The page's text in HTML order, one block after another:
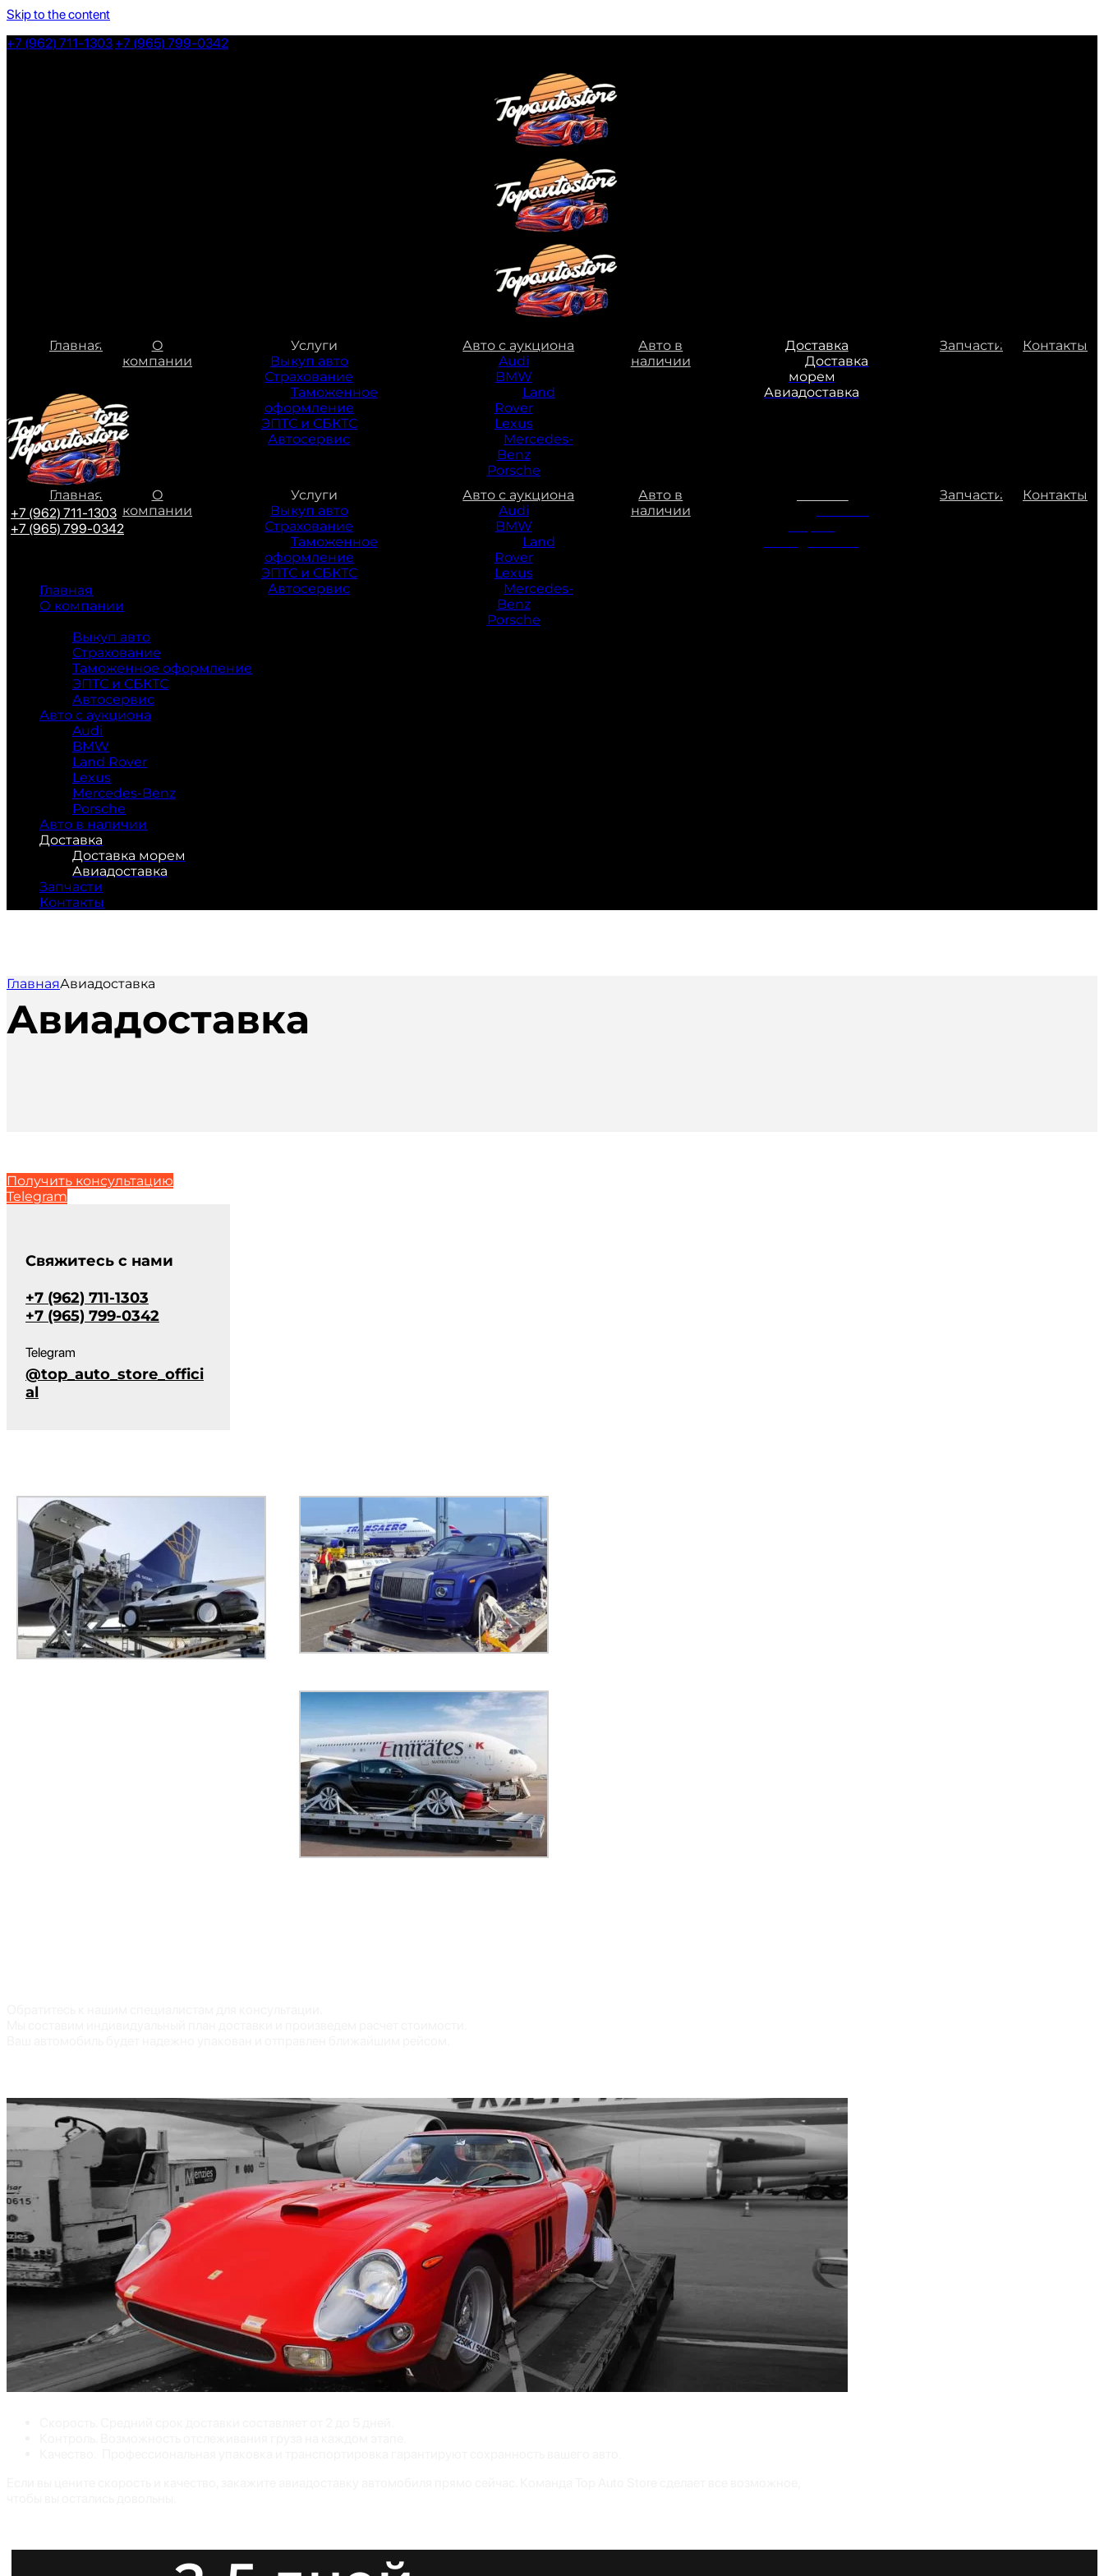
Skip to the content
+7 (962) 711-1303+7 (965) 799-0342
Главная
О
компании
Услуги
Выкуп авто
Страхование
Таможенное
оформление
ЭПТС и СБКТС
Автосервис
Авто с аукциона
Audi
BMW
Land
Rover
Lexus
Mercedes-
Benz
Porsche
Авто в
наличии
Доставка
Доставка
морем
Авиадоставка
Запчасти Контакты
Главная
О
компании
Услуги
Выкуп авто
Страхование
Таможенное
оформление
ЭПТС и СБКТС
Автосервис
Авто с аукциона
Audi
BMW
Land
Rover
Lexus
Mercedes-
Benz
Porsche
Авто в
наличии
Запчасти
Контакты
+7 (962) 711-1303
+7 (965) 799-0342
Главная
О компании
Выкуп авто
Страхование
Таможенное оформление
ЭПТС и СБКТС
Автосервис
Авто с аукциона
Audi
BMW
Land Rover
Lexus
Mercedes-Benz
Porsche
Авто в наличии
Доставка
Доставка морем
Авиадоставка
Запчасти
Контакты
ГлавнаяАвиадоставка
Авиадоставка
Получить консультацию
Telegram
Cвяжитесь с нами
+7 (962) 711-1303
+7 (965) 799-0342
Telegram
@top_auto_store_offici
al